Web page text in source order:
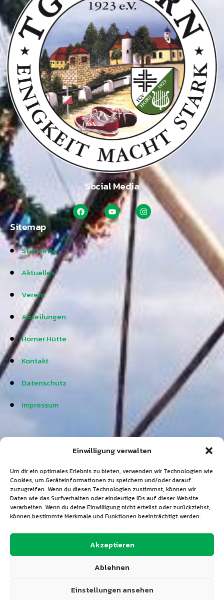
Einwilligung verwalten
Um dir ein optimales Erlebnis zu bieten, verwenden wir Technologien wie
Cookies, um Geräteinformationen zu speichern und/oder darauf
zuzugreifen. Wenn du diesen Technologien zustimmst, können wir
Daten wie das Surfverhalten oder eindeutige IDs auf dieser Website
verarbeiten. Wenn du deine Einwilligung nicht erteilst oder zurückziehst,
können bestimmte Merkmale und Funktionen beeinträchtigt werden.
Akzeptieren
Ablehnen
Einstellungen ansehen
Social Media
Sitemap
Startseite
Aktuelles
Verein
Abteilungen
Horner Hütte
Kontakt
Datenschutz
Impressum
Frauenturnen & Gymnastik
Gesangsgruppe
Jedermannsturnen
Krabbelgruppe & Kinderturnen
Lauftreff